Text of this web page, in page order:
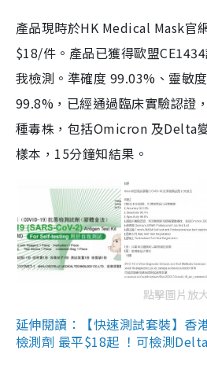
產品現時於HK Medical Mask官
$18/件。產品已獲得歐盟
我檢測。準確度 99.03%、靈敏
99.8%，已經通過臨床實驗認證
種毒株，包括Omicron 及Delta
樣本，15分鐘知結果。
點擊圖片放
延伸閱讀：【快速測試套裝】香
檢測劑 最平$18起 ！可檢測